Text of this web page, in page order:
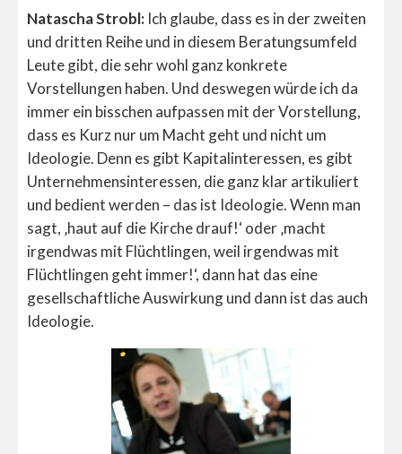
Natascha Strobl: Ich glaube, dass es in der zweiten
und dritten Reihe und in diesem Beratungsumfeld
Leute gibt, die sehr wohl ganz konkrete
Vorstellungen haben. Und deswegen würde ich da
immer ein bisschen aufpassen mit der Vorstellung,
dass es Kurz nur um Macht geht und nicht um
Ideologie. Denn es gibt Kapitalinteressen, es gibt
Unternehmensinteressen, die ganz klar artikuliert
und bedient werden – das ist Ideologie. Wenn man
sagt, ‚haut auf die Kirche drauf!‘ oder ‚macht
irgendwas mit Flüchtlingen, weil irgendwas mit
Flüchtlingen geht immer!‘, dann hat das eine
gesellschaftliche Auswirkung und dann ist das auch
Ideologie.